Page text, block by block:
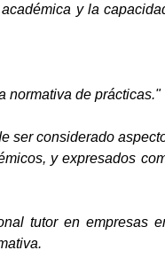
y la
normativa de prácticas."
ser considerado
y expresados
tutor en empresas